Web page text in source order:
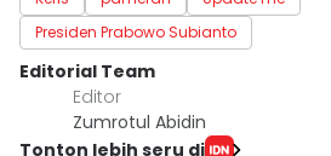
Presiden Prabowo Subianto
Editorial Team
Editor
Zumrotul Abidin
Tonton lebih seru di